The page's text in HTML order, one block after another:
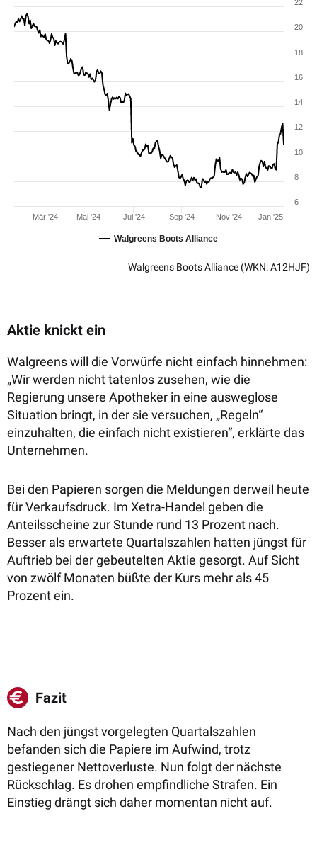
Walgreens Boots Alliance
Mär '24 Mai '24 Jul '24 Sep '24 Nov '24 Jan '25
6
8
10
12
14
16
18
20
22
Walgreens Boots Alliance (WKN: A12HJF)
Aktie knickt ein
Walgreens will die Vorwürfe nicht einfach hinnehmen:
„Wir werden nicht tatenlos zusehen, wie die
Regierung unsere Apotheker in eine ausweglose
Situation bringt, in der sie versuchen, „Regeln“
einzuhalten, die einfach nicht existieren“, erklärte das
Unternehmen.
Bei den Papieren sorgen die Meldungen derweil heute
für Verkaufsdruck. Im Xetra-Handel geben die
Anteilsscheine zur Stunde rund 13 Prozent nach.
Besser als erwartete Quartalszahlen hatten jüngst für
Auftrieb bei der gebeutelten Aktie gesorgt. Auf Sicht
von zwölf Monaten büßte der Kurs mehr als 45
Prozent ein.
Fazit
Nach den jüngst vorgelegten Quartalszahlen
befanden sich die Papiere im Aufwind, trotz
gestiegener Nettoverluste. Nun folgt der nächste
Rückschlag. Es drohen empfindliche Strafen. Ein
Einstieg drängt sich daher momentan nicht auf.